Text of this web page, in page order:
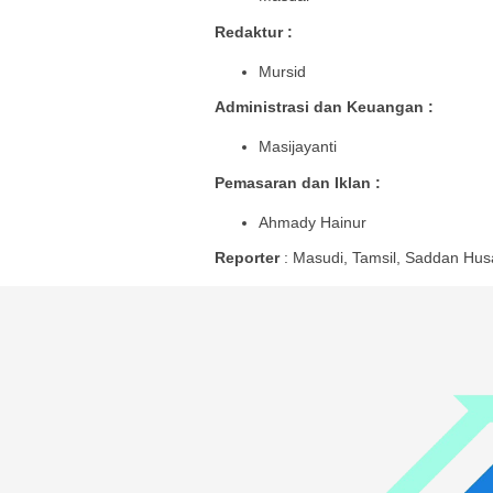
Redaktur :
Mursid
Administrasi dan Keuangan :
Masijayanti
Pemasaran dan Iklan :
Ahmady Hainur
Reporter: Masudi, Tamsil, Saddan